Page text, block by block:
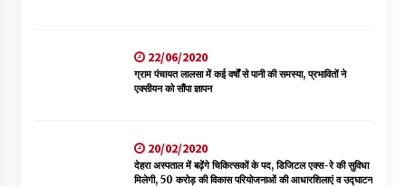
22/06/2020
ग्राम पंचायत लालसा में कई वर्षों से पानी की समस्या, प्रभावितों ने
एक्सीयन को सौंपा ज्ञापन
20/02/2020
देहरा अस्पताल में बढ़ेंगे चिकित्सकों के पद, डिजिटल एक्स-रे की सुविधा
मिलेगी, 50 करोड़ की विकास परियोजनाओं की आधारशिलाएं व उद्घाटन